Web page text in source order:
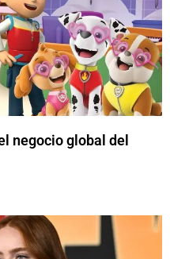
negocio global del